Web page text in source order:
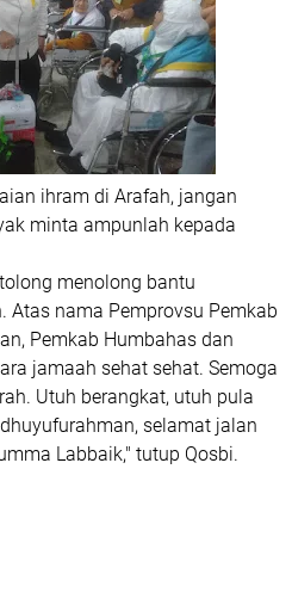
ihram di Arafah, jangan
minta ampunlah kepada
menolong bantu
Atas nama Pemprovsu Pemkab
Pemkab Humbahas dan
jamaah sehat sehat. Semoga
Utuh berangkat, utuh pula
selamat jalan
Labbaik," tutup Qosbi.